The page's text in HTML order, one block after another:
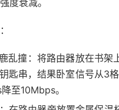
度衰减。
：
乱撞：将路由器放在书架
匙串，结果卧室信号从3
至10Mbps。